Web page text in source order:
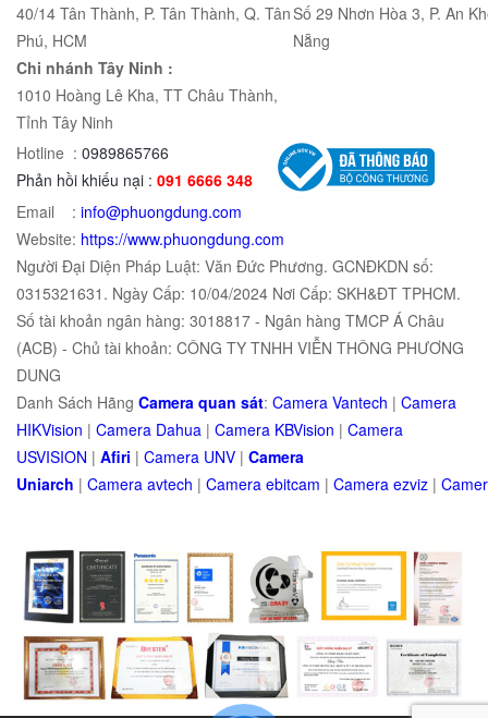
40/14 Tân Thành, P. Tân Thành, Q. Tân
Phú, HCM
Số 29 Nhơn Hòa 3, P. An
Nẵng
Chi nhánh Tây Ninh :
1010 Hoàng Lê Kha, TT Châu Thành,
Tỉnh Tây Ninh
Hotline : 0989865766
Phản hồi khiếu nại : 091 6666 348
Email : info@phuongdung.com
Website: https://www.phuongdung.com
Người Đại Diện Pháp Luật: Văn Đức Phương. GCNĐKDN số:
0315321631. Ngày Cấp: 10/04/2024 Nơi Cấp: SKH&ĐT TPHCM.
Số tài khoản ngân hàng: 3018817 - Ngân hàng TMCP Á Châu
(ACB) - Chủ tài khoản: CÔNG TY TNHH VIỄN THÔNG PHƯƠNG
DUNG
Danh Sách Hãng Camera quan sát: Camera Vantech | Camera
HIKVision | Camera Dahua | Camera KBVision | Camera
USVISION | Afiri | Camera UNV | Camera
Uniarch | Camera avtech | Camera ebitcam | Camera ezviz |